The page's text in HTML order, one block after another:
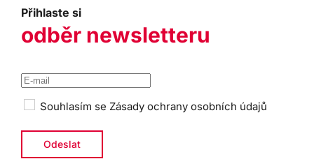
Přihlaste si
odběr newsletteru
Souhlasím se Zásady ochrany osobních údajů